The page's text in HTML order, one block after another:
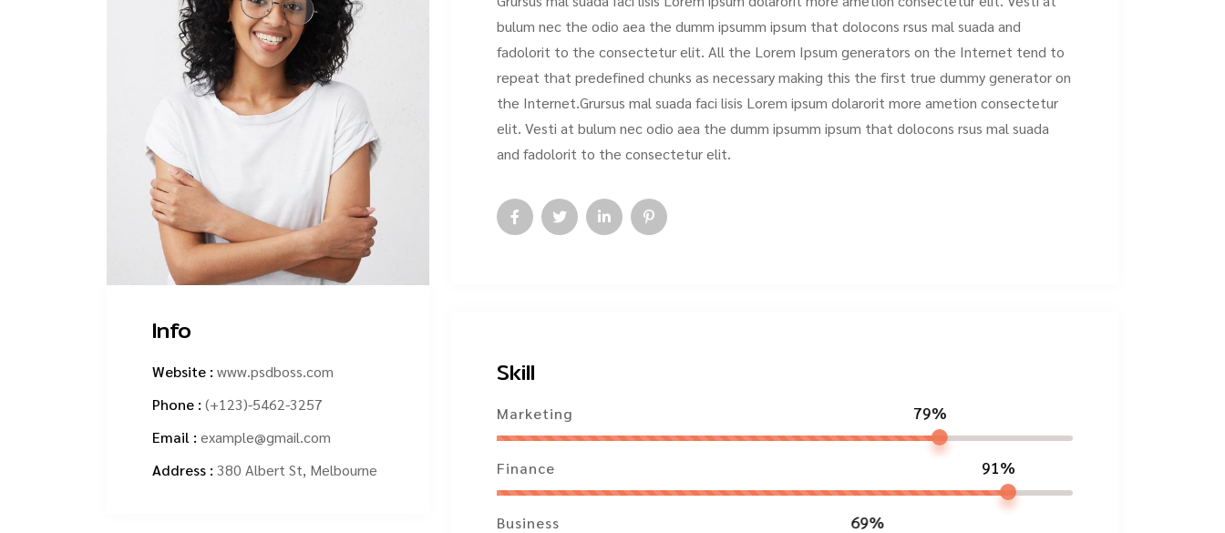
Info
Website : www.psdboss.com
Phone : (+123)-5462-3257
Email : example@gmail.com
Address : 380 Albert St, Melbourne
bulum nec the odio aea the dumm ipsumm ipsum that dolocons rsus mal suada and
fadolorit to the consectetur elit. All the Lorem Ipsum generators on the Internet tend to
repeat that predefined chunks as necessary making this the first true dummy generator on
the Internet.Grursus mal suada faci lisis Lorem ipsum dolarorit more ametion consectetur
elit. Vesti at bulum nec odio aea the dumm ipsumm ipsum that dolocons rsus mal suada
and fadolorit to the consectetur elit.
Skill
Marketing 79%
Finance 91%
Business 69%